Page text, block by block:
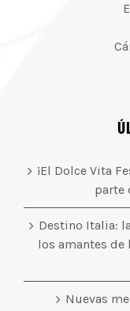
¡El Dolce Vita
parte
Destino Italia:
los amantes
Nuevas